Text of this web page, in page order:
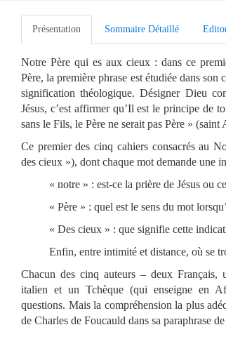
Présentation Sommaire Détaillé
Notre Père qui es aux cieux : dans ce
Père, la première phrase est étudiée dans
signification théologique. Désigner Dieu
Jésus, c’est affirmer qu’Il est le principe de
sans le Fils, le Père ne serait pas Père » (saint
Ce premier des cinq cahiers consacrés au
des cieux »), dont chaque mot demande une
« notre » : est-ce la prière de Jésus ou
« Père » : quel est le sens du mot
« Des cieux » : que signifie cette
Enfin, entre intimité et distance, où se
Chacun des cinq auteurs – deux
italien et un Tchèque (qui enseigne en
questions. Mais la compréhension la plus
de Charles de Foucauld dans sa paraphrase